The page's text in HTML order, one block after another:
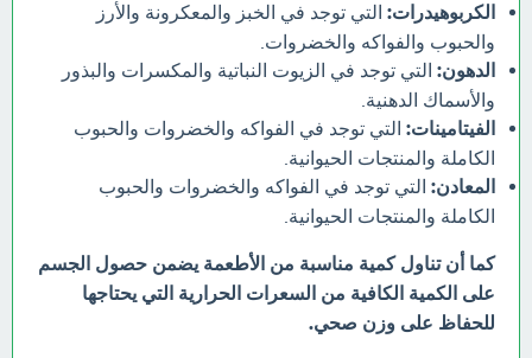
الكربوهيدرات: التي توجد في الخبز والمعكرونة والأرز
والحبوب والفواكه والخضروات.
الدهون: التي توجد في الزيوت النباتية والمكسرات والبذور
والأسماك الدهنية.
الفيتامينات: التي توجد في الفواكه والخضروات والحبوب
الكاملة والمنتجات الحيوانية.
المعادن: التي توجد في الفواكه والخضروات والحبوب
الكاملة والمنتجات الحيوانية.
كما أن تناول كمية مناسبة من الأطعمة يضمن حصول الجسم
على الكمية الكافية من السعرات الحرارية التي يحتاجها
للحفاظ على وزن صحي.